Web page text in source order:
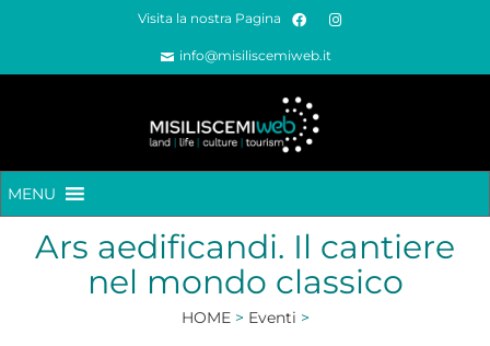
Visita la nostra Pagina
info@misiliscemiweb.it
MENU
Ars aedificandi. Il cantiere
nel mondo classico
HOME> Eventi >